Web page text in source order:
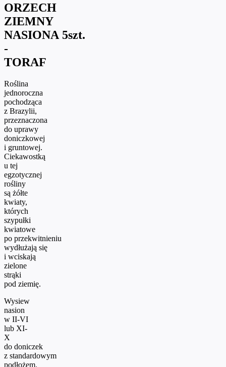
ORZECH
ZIEMNY
NASIONA 5szt.
-
TORAF
Roślina
jednoroczna
pochodząca
z Brazylii,
przeznaczona
do uprawy
doniczkowej
i gruntowej.
Ciekawostką
u tej
egzotycznej
rośliny
są żółte
kwiaty,
których
szypułki
kwiatowe
po przekwitnieniu
wydłużają się
i wciskają
zielone
strąki
pod ziemię.
Wysiew
nasion
w II-VI
lub XI-
X
do doniczek
z standardowym
podłożem.